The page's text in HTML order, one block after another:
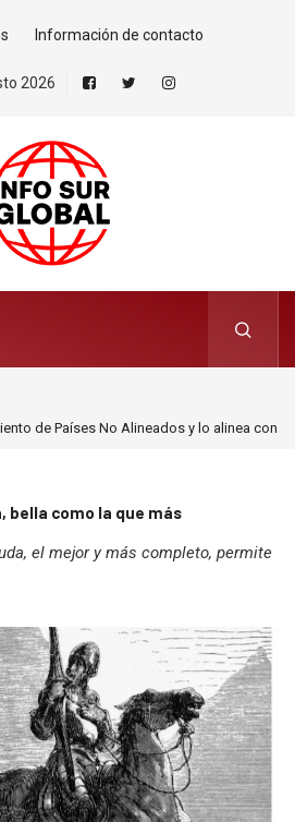
Información de contacto
2026
de Países No Alineados y lo alinea con
bella como la que más
el mejor y más completo, permite